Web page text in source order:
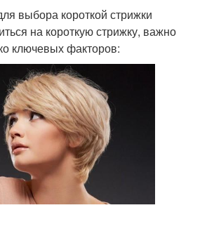
выбора короткой стрижки
на короткую стрижку, важно
ключевых факторов: